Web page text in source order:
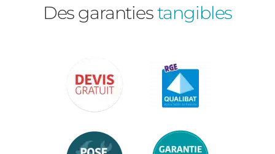
Des garantiestangibles